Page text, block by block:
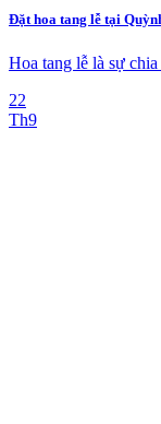
Đặt hoa tang lễ tại
Hoa tang lễ là sự
22
Th9